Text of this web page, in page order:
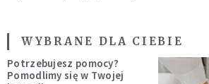
WYBRANE DLA CIEBIE
Potrzebujesz pomocy?
Pomodlimy się w Twojej